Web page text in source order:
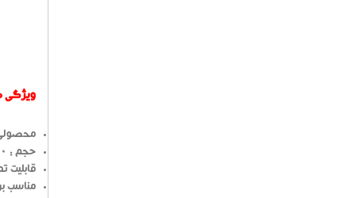
ویژگی
حجم : 700 میلی لیتر
قابلیت
مناسب